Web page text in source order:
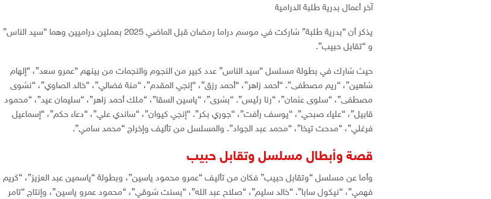
آخر أعمال بدرية طلبة الدرامية
يذكر أن “بدرية طلبة” شاركت في موسم دراما رمضان قبل الماضي 2025 بعملين دراميين وهما “سيد الناس”
و “تقابل حبيب”.
حيث شارك في بطولة مسلسل “سيد الناس” عدد كبير من النجوم والنجمات من بينهم “عمرو سعد”، “إلهام
شاهين”، “ريم مصطفى”. “أحمد زاهر”، “أحمد رزق”، “إنجي المقدم”، “منة فضالي”، “خالد الصاوي”، “نشوى
مصطفى”، “سلوى عثمان”، “رنا رئيس”. “بشرى”، “ياسين السقا”، “ملك أحمد زاهر”، “سليمان عيد”، “محمود
قابيل”، “علياء صبحي”، “يوسف رأفت”، “جوري بكر”. “إنجي كيوان”، “ساندي علي”، “دعاء حكم”، “إسماعيل
فرغلي”، “مدحت تيخا”، “محمد عبد الجواد”. والمسلسل من تأليف وإخراج “محمد سامي”.
قصة وأبطال مسلسل وتقابل حبيب
وأما عن مسلسل “وتقابل حبيب” فكان من تأليف “عمرو محمود ياسين”، وبطولة “ياسمين عبد العزيز”، “كريم
فهمي”، “نيكول سابا”. “خالد سليم”، “صلاح عبد الله”، “بسنت شوقي”، “محمود عمرو ياسين”، وإنتاج “تامر